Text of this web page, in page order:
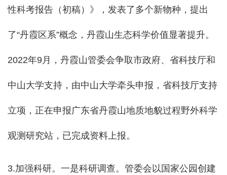
性科考报告（初稿）》，发表了多个新物种，提出
了“丹霞区系”概念，丹霞山生态科学价值显著提升。
2022年9月，丹霞山管委会争取市政府、省科技厅和
中山大学支持，由中山大学牵头申报，省科技厅支持
立项，正在申报广东省丹霞山地质地貌过程野外科学
观测研究站，已完成资料上报。
3.加强科研。一是科研调查。管委会以国家公园创建